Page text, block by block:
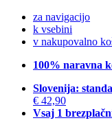
za navigacijo
k vsebini
v nakupovalno
100% naravna
Slovenija:
€ 42,90
Vsaj 1